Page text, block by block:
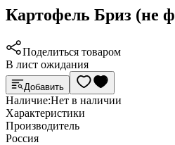
Картофель Бриз (не
Поделиться товаром
В лист ожидания
Добавить
Наличие:Нет в наличии
Характеристики
Производитель
Россия